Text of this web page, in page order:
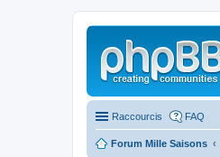
Raccourcis FAQ
Forum Mille Saisons